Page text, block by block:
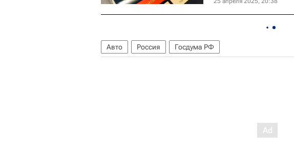
Авто Россия Госдума РФ